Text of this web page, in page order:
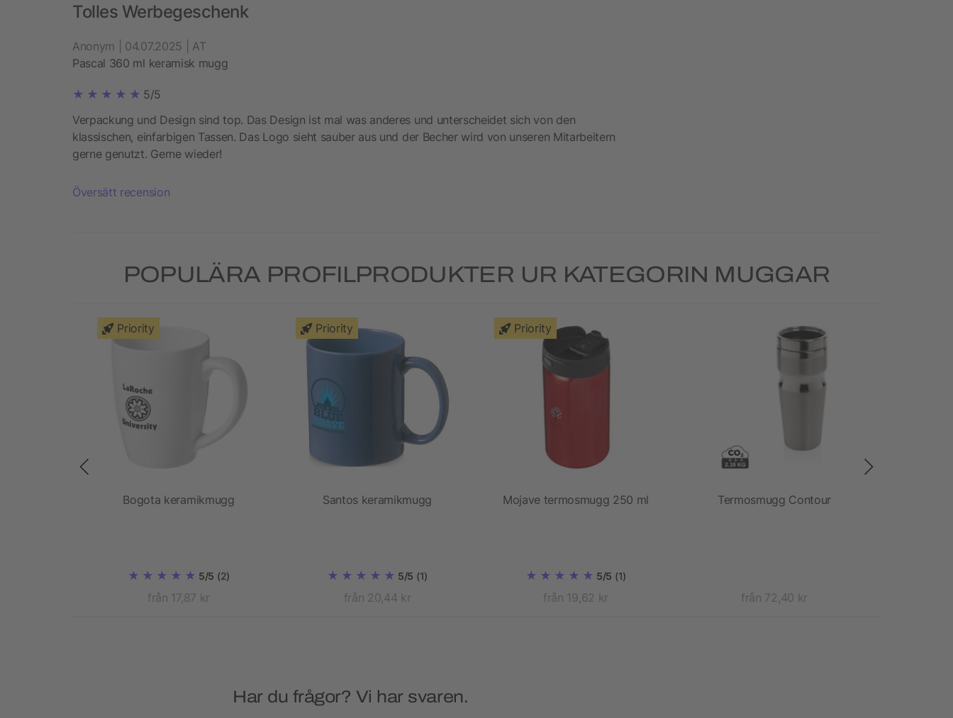
Tolles Werbegeschenk
Anonym | 04.07.2025 | AT
Pascal 360 ml keramisk mugg
5/5
Verpackung und Design sind top. Das Design ist mal was anderes und unterscheidet sich von den
klassischen, einfarbigen Tassen. Das Logo sieht sauber aus und der Becher wird von unseren Mitarbeitern
gerne genutzt. Gerne wieder!
Översätt recension
POPULÄRA PROFILPRODUKTER UR KATEGORIN MUGGAR
Priority
Bogota keramikmugg
5/5 (2)
från 17,87 kr
Priority
Santos keramikmugg
5/5 (1)
från 20,44 kr
Priority
Mojave termosmugg 250 ml
5/5 (1)
från 19,62 kr
Termosmugg Contour
från 72,40 kr
Har du frågor? Vi har svaren.